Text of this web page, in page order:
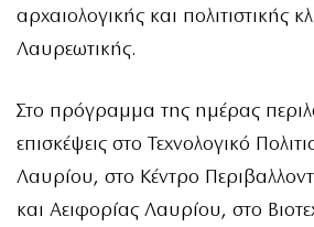
αρχαιολογικής και πολιτιστικής
Λαυρεωτικής.
Στο πρόγραμμα της ημέρας
επισκέψεις στο Τεχνολογικό
Λαυρίου, στο Κέντρο
και Αειφορίας Λαυρίου, στο